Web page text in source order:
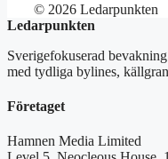
© 2026 Ledarpunkten
Ledarpunkten
Sverigefokuserad
med tydliga bylines,
Företaget
Hamnen Media Limited